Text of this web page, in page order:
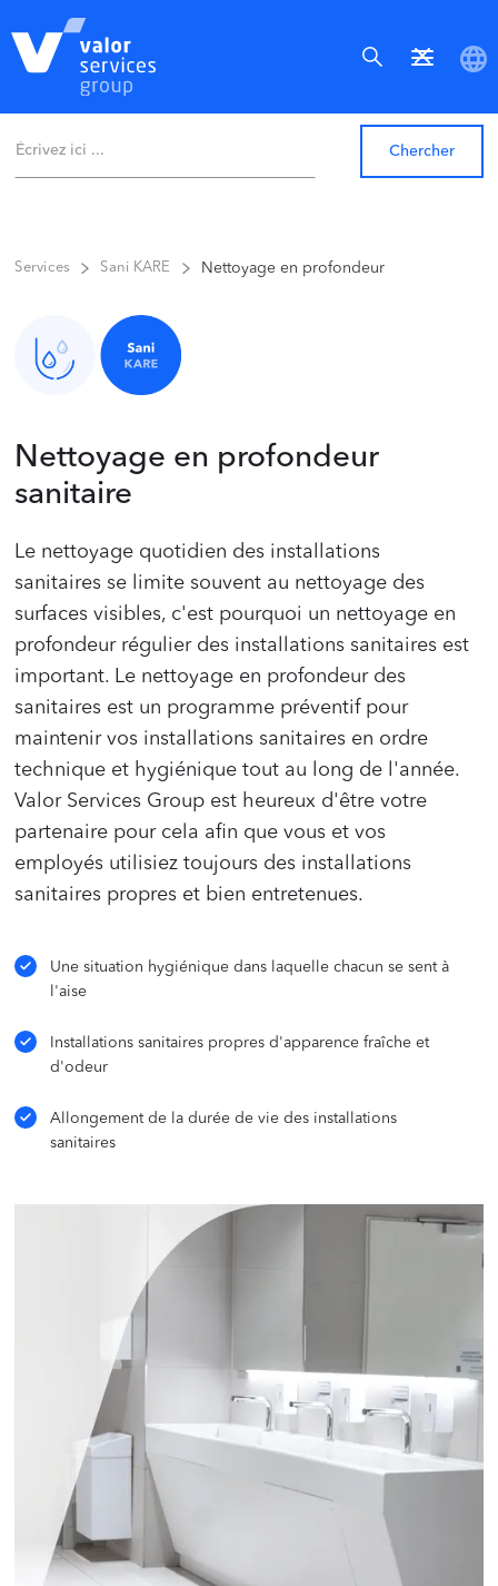
Services Sani KARE Nettoyage en profondeur
Nettoyage en profondeur
sanitaire
Le nettoyage quotidien des installations
sanitaires se limite souvent au nettoyage des
surfaces visibles, c'est pourquoi un nettoyage en
profondeur régulier des installations sanitaires est
important. Le nettoyage en profondeur des
sanitaires est un programme préventif pour
maintenir vos installations sanitaires en ordre
technique et hygiénique tout au long de l'année.
Valor Services Group est heureux d'être votre
partenaire pour cela afin que vous et vos
employés utilisiez toujours des installations
sanitaires propres et bien entretenues.
Une situation hygiénique dans laquelle chacun se sent à
l'aise
Installations sanitaires propres d'apparence fraîche et
d'odeur
Allongement de la durée de vie des installations
sanitaires